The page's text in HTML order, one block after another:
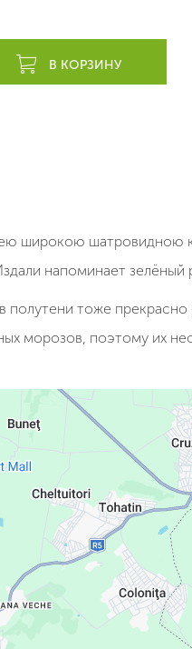
В КОРЗИНУ
широкою шатровидною
напоминает зелёный
тоже прекрасно
морозов, поэтому их